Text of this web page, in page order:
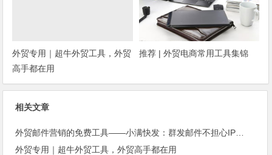
外贸专用｜超牛外贸工具，外贸
高手都在用
推荐 | 外贸电商常用工具集锦
相关文章
外贸专用｜超牛外贸工具，外贸高手都在用